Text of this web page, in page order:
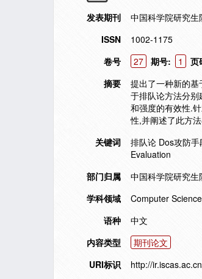
发表期刊
中国科学院研究生
ISSN
1002-1175
卷号
27 期号: 1 页
摘要
提出了一种新的
于排队论方法分
和强度的有效性.
性,并阐述了此方
关键词
排队论 Dos攻防
Evaluation
部门归属
中国科学院研究
学科领域
Computer Science
语种
中文
内容类型
期刊论文
URI标识
http://